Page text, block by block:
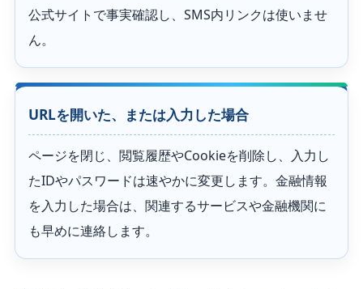
公式サイトで事実確認し、SMS内リンクは使いませ
ん。
URLを開いた、または入力した場合
ページを閉じ、閲覧履歴やCookieを削除し、入力し
たIDやパスワードは速やかに変更します。金融情報
を入力した場合は、関連するサービスや金融機関に
も早めに連絡します。